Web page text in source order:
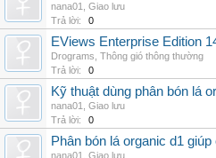
nana01
Giao lưu
Trả lời:
0
EViews Enterprise Edition
Drograms Thông gió thông thường
Trả lời:
0
Kỹ thuật dùng phân bón lá
nana01
Giao lưu
Trả lời:
0
Phân bón lá organic d1
nana01
Giao lưu